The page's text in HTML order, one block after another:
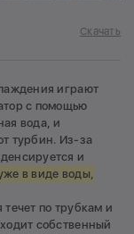
Скачать
играют
с помощью
вода, и
турбин. Из-за
и
в виде воды,
течет по трубкам и
собственный